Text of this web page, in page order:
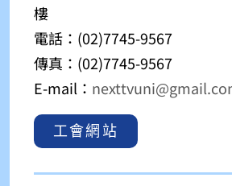
樓
電話：(02)7745-9567
傳真：(02)7745-9567
E-mail：
工會網站